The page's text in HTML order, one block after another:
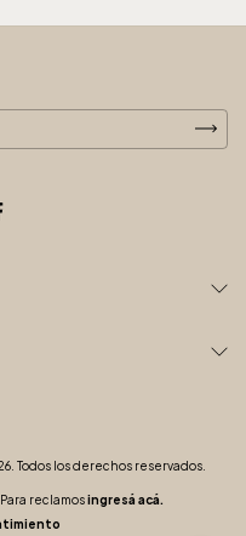
Todos los derechos reservados.
reclamosingresá acá.